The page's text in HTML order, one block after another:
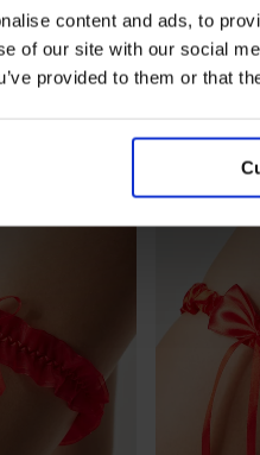
content and ads, to
of our site with our social
provided to them or that
Push-
-20 %
Τιράντες
4,39 €